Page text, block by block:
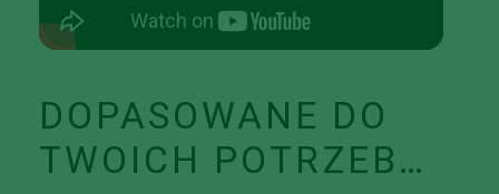
DOPASOWANE DO
TWOICH POTRZEB…